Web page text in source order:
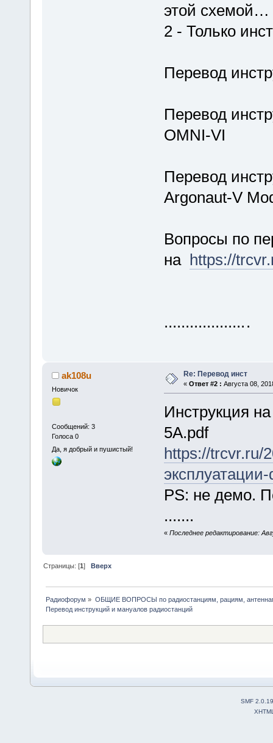
этой схемой…
2 - Только
Перевод
Перевод
OMNI-VI
Перевод
Argonaut-V
Вопросы по
на https://
................... .
ak108u
Новичок
Сообщений: 3
Голоса 0
Да, я добрый и пушистый!
Re: Перевод инст
« Ответ #2 : Августа 08,
Инструкция
5A.pdf
https://trcvr.ru/
PS: не демо.
.......
« Последнее редактирование:
Страницы: [1]Вверх
Радиофорум » ОБЩИЕ ВОПРОСЫ по радиостанциям, рациям,
Перевод инструкций и мануалов радиостанций
SMF 2.0.19